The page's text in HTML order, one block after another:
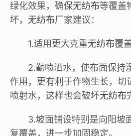
绿化效果，确保无纺布等覆盖
坏， 无纺布厂家建议：
1.适用更大克重无纺布覆
2.勤喷洒水，使布面保持
作用，更有利于作物生长，切
喷射水，这样也会破坏无纺布
3.坡面铺设特别是向阳坡
复覆盖，进一步加固稳定。